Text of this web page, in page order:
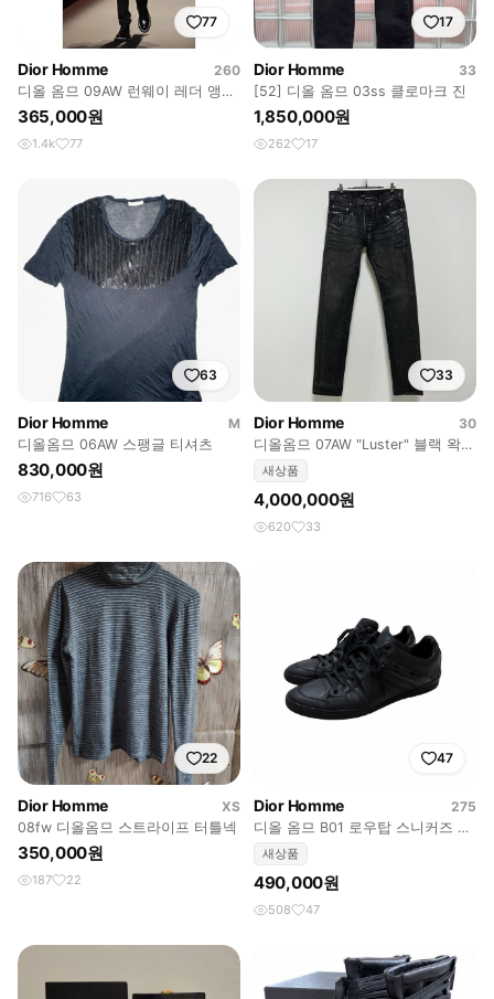
77
Dior Homme
260
디올 옴므 09AW 런웨이 레더 앵클
와이어 부츠
365,000원
1.4k 77
17
Dior Homme
33
[52] 디올 옴므 03ss 클로마크 진
1,850,000원
262 17
63
Dior Homme
M
디올옴므 06AW 스팽글 티셔츠
830,000원
716 63
33
Dior Homme
30
디올옴므 07AW "Luster" 블랙 왁스
코팅진 블왁코
새상품
4,000,000원
620 33
22
Dior Homme
XS
08fw 디올옴므 스트라이프 터틀넥
350,000원
187 22
47
Dior Homme
275
디올 옴므 B01 로우탑 스니커즈 블
랙 42.5
새상품
490,000원
508 47